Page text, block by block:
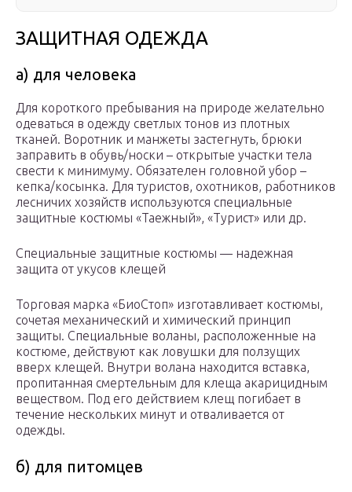
ЗАЩИТНАЯ ОДЕЖДА
а) для человека
Для короткого пребывания на природе желательно
одеваться в одежду светлых тонов из плотных
тканей. Воротник и манжеты застегнуть, брюки
заправить в обувь/носки – открытые участки тела
свести к минимуму. Обязателен головной убор –
кепка/косынка. Для туристов, охотников, работников
лесничих хозяйств используются специальные
защитные костюмы «Таежный», «Турист» или др.
Специальные защитные костюмы — надежная
защита от укусов клещей
Торговая марка «БиоСтоп» изготавливает костюмы,
сочетая механический и химический принцип
защиты. Специальные воланы, расположенные на
костюме, действуют как ловушки для ползущих
вверх клещей. Внутри волана находится вставка,
пропитанная смертельным для клеща акарицидным
веществом. Под его действием клещ погибает в
течение нескольких минут и отваливается от
одежды.
б) для питомцев